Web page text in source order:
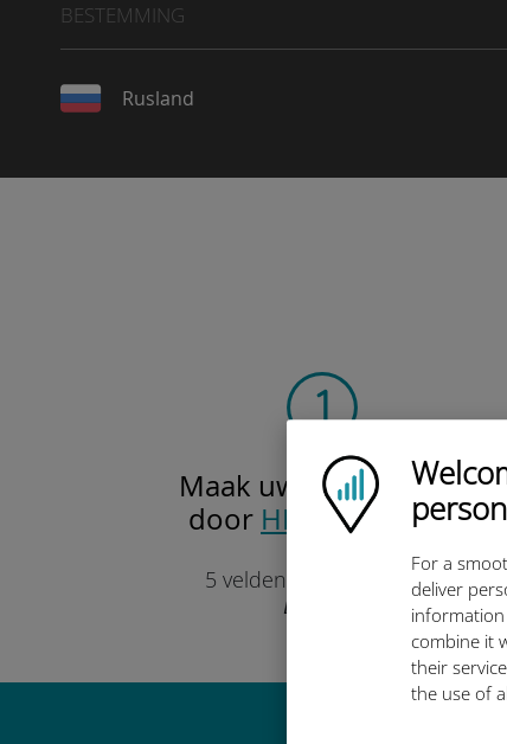
Ubigi logo
For a
deliver
combine it
their
the use of
BESTEMMING
Rusland
Maak uw account aan
door HIER te klikken
5 velden om in te vullen.
Beloofd!